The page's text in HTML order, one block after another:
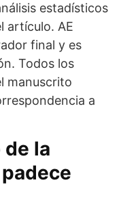
estadísticos
artículo. AE
final y es
Todos los
manuscrito
a
la